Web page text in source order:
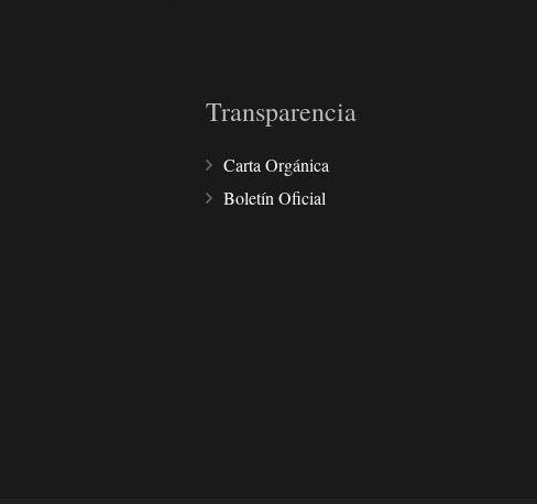
Transparencia
Carta Orgánica
Boletín Oficial